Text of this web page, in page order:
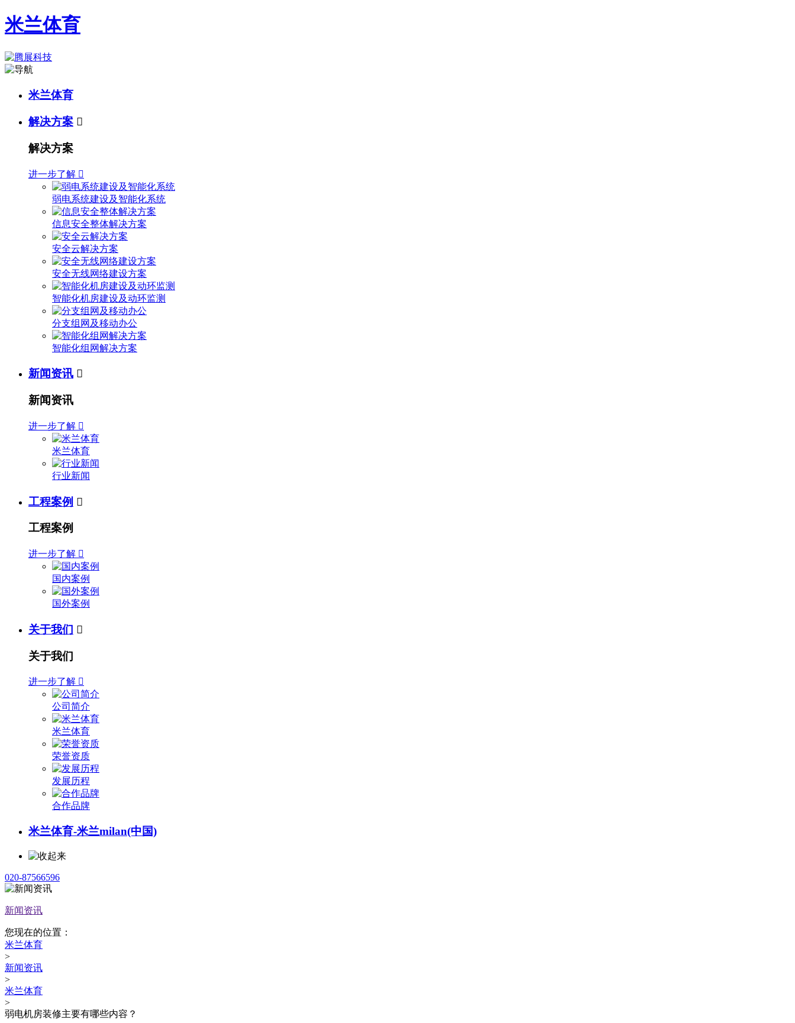
米兰体育
米兰体育
解决方案 
解决方案
进一步了解 
弱电系统建设及智能化系统
信息安全整体解决方案
安全云解决方案
安全无线网络建设方案
智能化机房建设及动环监测
分支组网及移动办公
智能化组网解决方案
新闻资讯 
新闻资讯
进一步了解 
米兰体育
行业新闻
工程案例 
工程案例
进一步了解 
国内案例
国外案例
关于我们 
关于我们
进一步了解 
公司简介
米兰体育
荣誉资质
发展历程
合作品牌
米兰体育-米兰milan(中国)
020-87566596
新闻资讯
您现在的位置：
米兰体育
>
新闻资讯
>
米兰体育
>
弱电机房装修主要有哪些内容？